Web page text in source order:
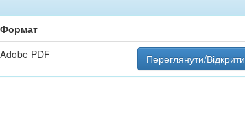
Формат
Adobe PDF Переглянути/Відкрити